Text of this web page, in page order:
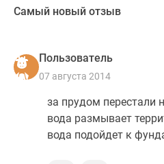
Самый новый отзыв
Пользователь
07 августа 2014
за прудом перестали
вода размывает
вода подойдет к